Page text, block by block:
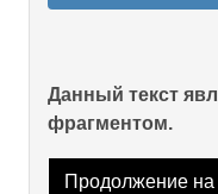
Данный текст
фрагментом.
Продолжение на